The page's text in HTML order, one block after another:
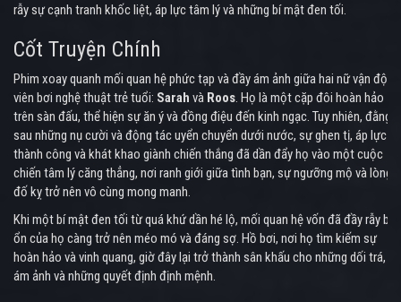
rẫy sự cạnh tranh khốc liệt, áp lực tâm lý và những bí mật đen tối.
Cốt Truyện Chính
Phim xoay quanh mối quan hệ phức tạp và đầy ám ảnh giữa hai nữ vận động
viên bơi nghệ thuật trẻ tuổi: Sarah và Roos. Họ là một cặp đôi hoàn hảo
trên sàn đấu, thể hiện sự ăn ý và đồng điệu đến kinh ngạc. Tuy nhiên, đằng
sau những nụ cười và động tác uyển chuyển dưới nước, sự ghen tị, áp lực
thành công và khát khao giành chiến thắng đã dần đẩy họ vào một cuộc
chiến tâm lý căng thẳng, nơi ranh giới giữa tình bạn, sự ngưỡng mộ và lòng
đố kỵ trở nên vô cùng mong manh.
Khi một bí mật đen tối từ quá khứ dần hé lộ, mối quan hệ vốn đã đầy rẫy bất
ổn của họ càng trở nên méo mó và đáng sợ. Hồ bơi, nơi họ tìm kiếm sự
hoàn hảo và vinh quang, giờ đây lại trở thành sân khấu cho những dối trá,
ám ảnh và những quyết định định mệnh.